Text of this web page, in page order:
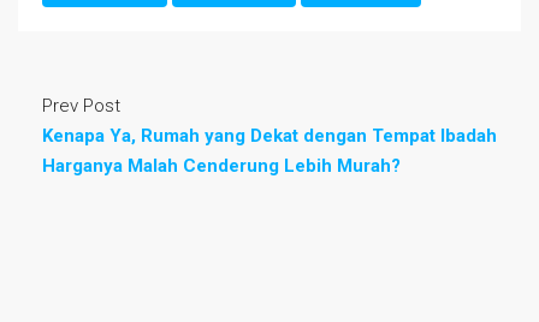
Prev Post
Kenapa Ya, Rumah yang Dekat dengan Tempat Ibadah
Harganya Malah Cenderung Lebih Murah?